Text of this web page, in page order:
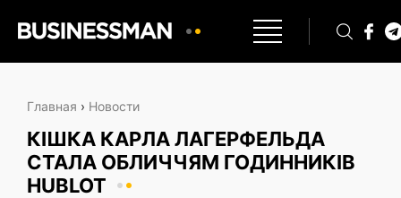
Главная › Новости
КІШКА КАРЛА ЛАГЕРФЕЛЬДА
СТАЛА ОБЛИЧЧЯМ ГОДИННИКІВ
HUBLOT